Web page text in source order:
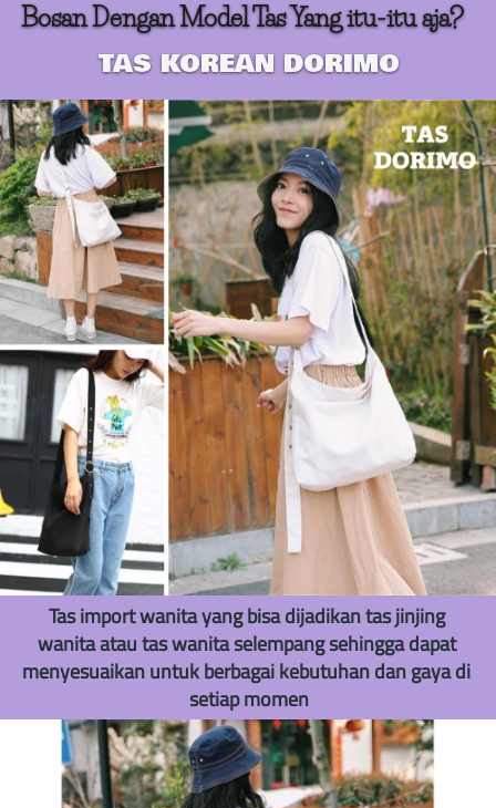
Bosan Dengan Model Tas Yang itu-itu aja?
TAS KOREAN DORIMO
Tas import wanita yang bisa dijadikan tas jinjing
wanita atau tas wanita selempang sehingga dapat
menyesuaikan untuk berbagai kebutuhan dan gaya di
setiap momen